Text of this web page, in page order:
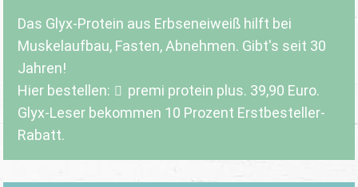
Das Glyx-Protein aus Erbseneiweiß hilft bei
Muskelaufbau, Fasten, Abnehmen. Gibt's seit 30
Jahren!
Hier bestellen:
premi protein plus. 39,90 Euro.
Glyx-Leser bekommen 10 Prozent Erstbesteller-
Rabatt.